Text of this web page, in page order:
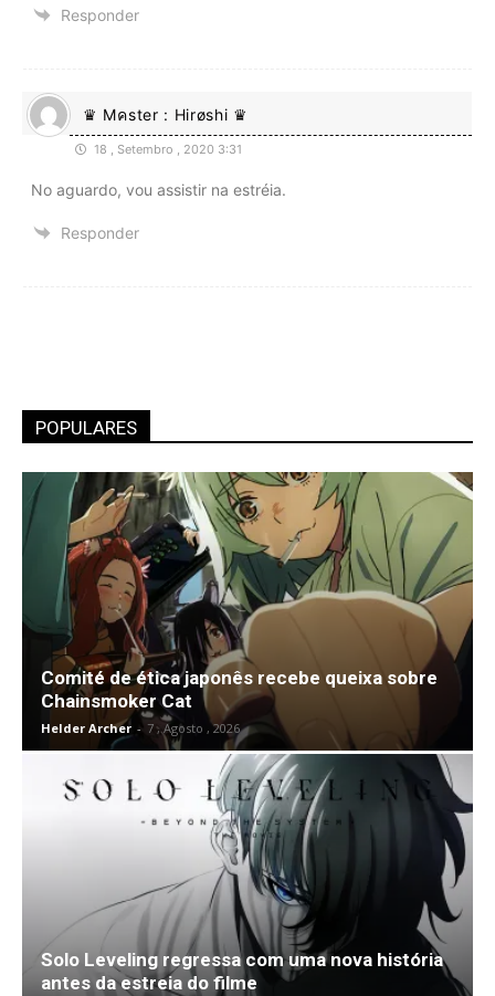
Responder
♛ Mคster : Hirøshi ♛
18 , Setembro , 2020 3:31
No aguardo, vou assistir na estréia.
Responder
POPULARES
Comité de ética japonês recebe queixa sobre
Chainsmoker Cat
Helder Archer - 7 , Agosto , 2026
Solo Leveling regressa com uma nova história
antes da estreia do filme